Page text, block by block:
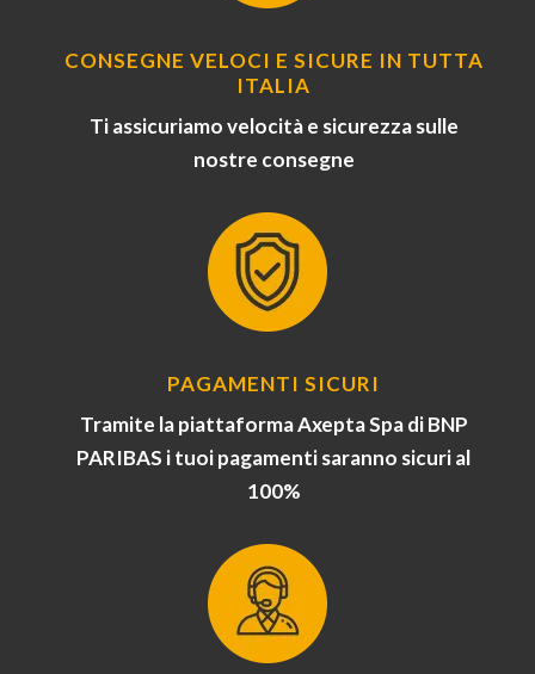
CONSEGNE VELOCI E SICURE IN TUTTA
ITALIA
Ti assicuriamo velocità e sicurezza sulle
nostre consegne
PAGAMENTI SICURI
Tramite la piattaforma Axepta Spa di BNP
PARIBAS i tuoi pagamenti saranno sicuri al
100%